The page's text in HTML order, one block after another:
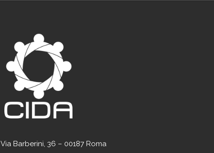
Via Barberini, 36 – 00187 Roma